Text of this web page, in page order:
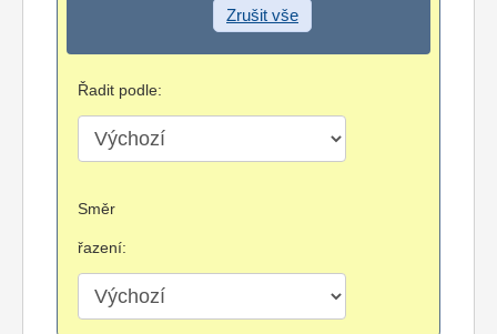
Zrušit vše
Řadit podle:
Směr
řazení: